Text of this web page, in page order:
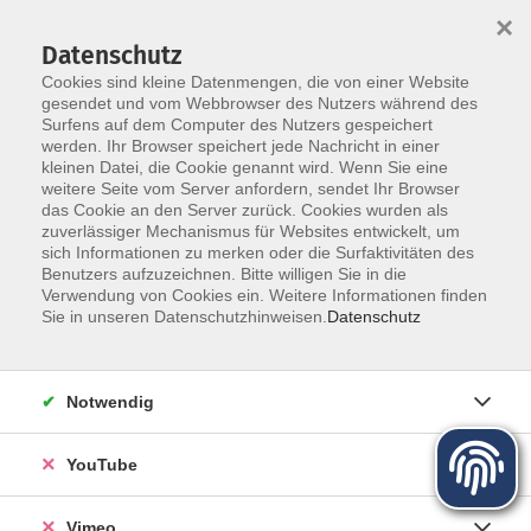
Zum Hauptinhalt springen
Der Kurs konnte nicht gefunden werden.
Über uns
Kursleiter
Partner und Referenzen
Datenschutz
Cookies sind kleine Datenmengen, die von einer Website
gesendet und vom Webbrowser des Nutzers während des
Surfens auf dem Computer des Nutzers gespeichert
werden. Ihr Browser speichert jede Nachricht in einer
kleinen Datei, die Cookie genannt wird. Wenn Sie eine
weitere Seite vom Server anfordern, sendet Ihr Browser
das Cookie an den Server zurück. Cookies wurden als
zuverlässiger Mechanismus für Websites entwickelt, um
sich Informationen zu merken oder die Surfaktivitäten des
Benutzers aufzuzeichnen. Bitte willigen Sie in die
Verwendung von Cookies ein. Weitere Informationen finden
Sie in unseren Datenschutzhinweisen. Datenschutz
×
Notwendig
YouTube